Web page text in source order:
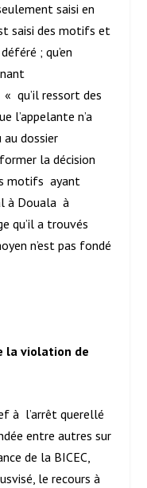
saisi en
saisi des motifs et
; qu’en
qu’il ressort des
l’appelante n’a
dossier
la décision
motifs ayant
à Douala à
qu’il a trouvés
n’est pas fondé
la violation de
à l’arrêt querellé
entre autres sur
de la BICEC,
le recours à